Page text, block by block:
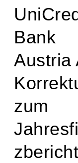
Bank
Austria
zum
zbericht